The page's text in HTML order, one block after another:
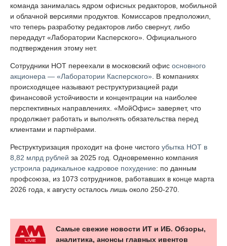
команда занималась ядром офисных редакторов, мобильной
и облачной версиями продуктов. Комиссаров предположил,
что теперь разработку редакторов либо свернут, либо
передадут «Лаборатории Касперского». Официального
подтверждения этому нет.
Сотрудники НОТ переехали в московский офис основного
акционера — «Лаборатории Касперского». В компаниях
происходящее называют реструктуризацией ради
финансовой устойчивости и концентрации на наиболее
перспективных направлениях. «МойОфис» заверяет, что
продолжает работать и выполнять обязательства перед
клиентами и партнёрами.
Реструктуризация проходит на фоне чистого убытка НОТ в
8,82 млрд рублей за 2025 год. Одновременно компания
устроила радикальное кадровое похудение: по данным
профсоюза, из 1073 сотрудников, работавших в конце марта
2026 года, к августу осталось лишь около 250-270.
Самые свежие новости ИТ и ИБ. Обзоры,
аналитика, анонсы главных ивентов